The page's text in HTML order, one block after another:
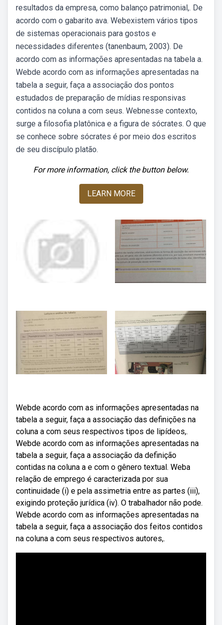
resultados da empresa, como balanço patrimonial,. De
acordo com o gabarito ava. Webexistem vários tipos
de sistemas operacionais para gostos e
necessidades diferentes (tanenbaum, 2003). De
acordo com as informações apresentadas na tabela a.
Webde acordo com as informações apresentadas na
tabela a seguir, faça a associação dos pontos
estudados de preparação de mídias responsivas
contidos na coluna a com seus. Webnesse contexto,
surge a filosofia platônica e a figura de sócrates. O que
se conhece sobre sócrates é por meio dos escritos
de seu discípulo platão.
For more information, click the button below.
LEARN MORE
Webde acordo com as informações apresentadas na
tabela a seguir, faça a associação das definições na
coluna a com seus respectivos tipos de lipídeos,.
Webde acordo com as informações apresentadas na
tabela a seguir, faça a associação da definição
contidas na coluna a e com o gênero textual. Weba
relação de emprego é caracterizada por sua
continuidade (i) e pela assimetria entre as partes (iii),
exigindo proteção jurídica (iv). O trabalhador não pode.
Webde acordo com as informações apresentadas na
tabela a seguir, faça a associação dos feitos contidos
na coluna a com seus respectivos autores,.